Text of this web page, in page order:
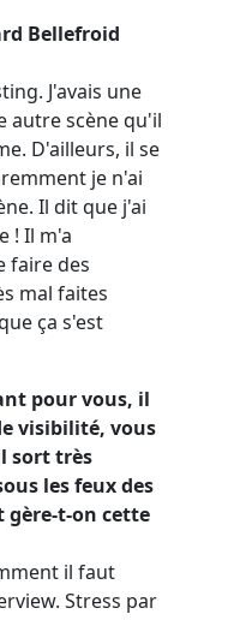
Bellefroid
J'avais une
autre scène qu'il
D'ailleurs, il se
je n'ai
Il dit que j'ai
! Il m'a
faire des
mal faites
ça s'est
pour vous, il
visibilité, vous
sort très
les feux des
gère-t-on cette
il faut
Stress par